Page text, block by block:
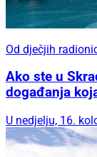
Od dječjih
Ako ste u
događanja
U nedjelju, 16.